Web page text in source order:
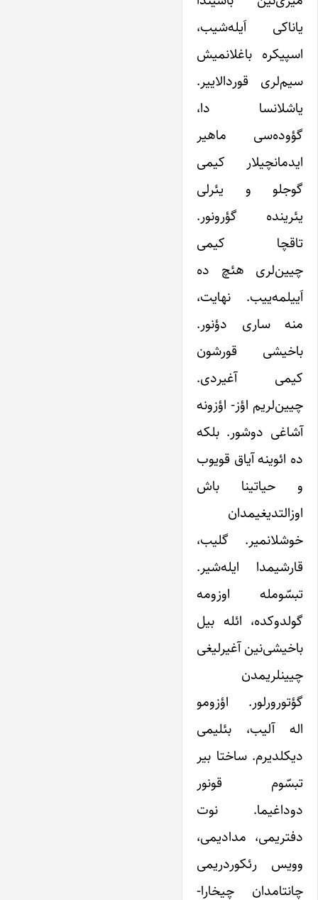
یاناکی اَیله‌شیب،
اسپیکره باغلانمیش
سیم‌لری قوردالاییر.
یاشلانسا دا،
گؤوده‌سی ماهیر
ایدمانچیلار کیمی
گوجلو و یئرلی
یئرینده گؤرونور.
تاقچا کیمی
چیین‌لری هئچ ده
اَییلمه‌ییب. نهایت،
منه ساری دؤنور.
باخیشی قورشون
کیمی آغیردی.
چیین‌لریم اؤز- اؤزونه
آشاغی دوشور. بلکه
ده ائوینه آیاق قویوب
و حیاتینا باش
اوزالتدیغیمدان
خوشلانمیر. گلیب،
قارشیمدا ایله‌شیر.
تبسّومله اوزومه
گولدوکده، ائله بیل
باخیشی‌نین آغیرلیغی
چیینلریمدن
گؤتورورلور. اؤزومو
اله آلیب، بئلیمی
دیکلد‌یرم. ساختا بیر
تبسّوم قونور
دوداغیما. نوت
دفتریمی، مدادیمی،
وویس رئکوردریمی
چانتامدان چیخارا-